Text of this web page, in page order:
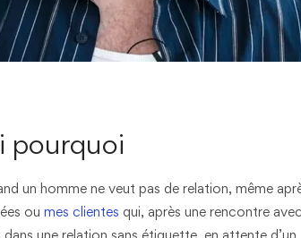
pourquoi
un homme ne veut pas de relation, même
ou mes clientes qui, après une rencontre avec